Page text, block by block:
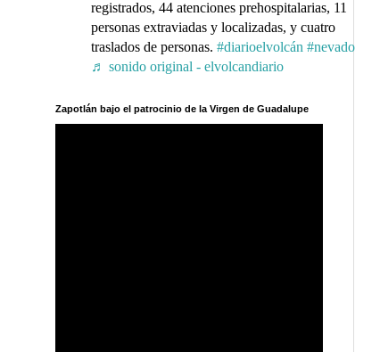
registrados, 44 atenciones prehospitalarias, 11
personas extraviadas y localizadas, y cuatro
traslados de personas. #diarioelvolcán #nevado
♬ sonido original - elvolcandiario
Zapotlán bajo el patrocinio de la Virgen de Guadalupe